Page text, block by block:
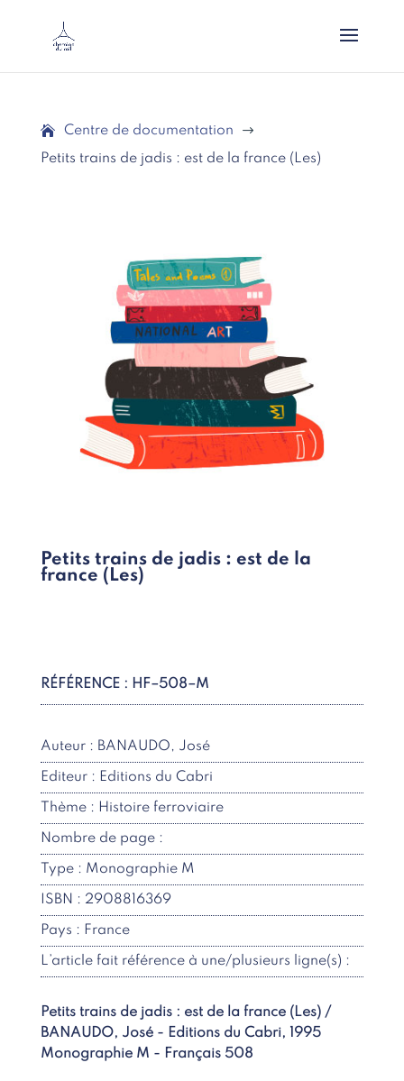
Centre de documentation
$
Petits trains de jadis : est de la france (Les)
Petits trains de jadis : est de la
france (Les)
RÉFÉRENCE : HF–508–M
Auteur : BANAUDO, José
Editeur : Editions du Cabri
Thème : Histoire ferroviaire
Nombre de page :
Type : Monographie M
ISBN : 2908816369
Pays : France
L’article fait référence à une/plusieurs ligne(s) :
Petits trains de jadis : est de la france (Les) /
BANAUDO, José - Editions du Cabri, 1995
Monographie M - Français 508